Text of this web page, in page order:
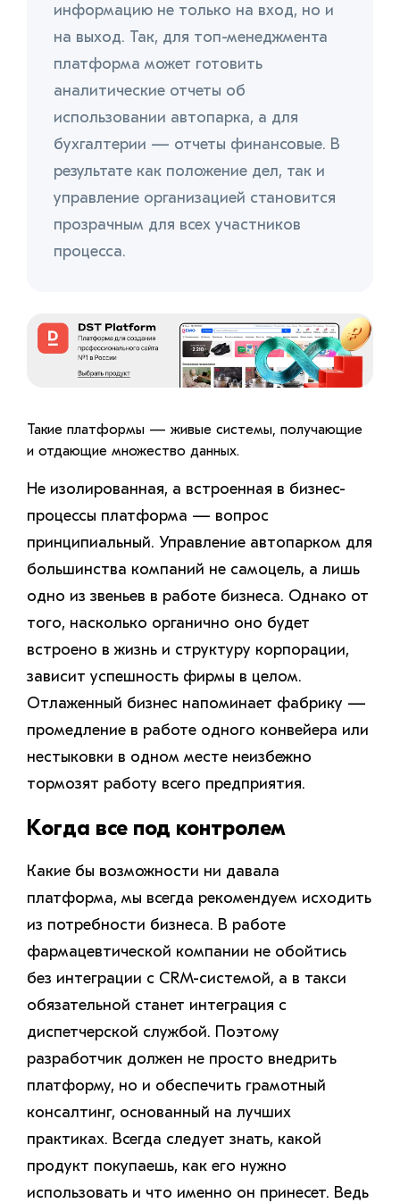
информацию не только на вход, но и
на выход. Так, для топ-менеджмента
платформа может готовить
аналитические отчеты об
использовании автопарка, а для
бухгалтерии — отчеты финансовые. В
результате как положение дел, так и
управление организацией становится
прозрачным для всех участников
процесса.
Такие платформы — живые системы, получающие
и отдающие множество данных.
Не изолированная, а встроенная в бизнес-
процессы платформа — вопрос
принципиальный. Управление автопарком для
большинства компаний не самоцель, а лишь
одно из звеньев в работе бизнеса. Однако от
того, насколько органично оно будет
встроено в жизнь и структуру корпорации,
зависит успешность фирмы в целом.
Отлаженный бизнес напоминает фабрику —
промедление в работе одного конвейера или
нестыковки в одном месте неизбежно
тормозят работу всего предприятия.
Когда все под контролем
Какие бы возможности ни давала
платформа, мы всегда рекомендуем исходить
из потребности бизнеса. В работе
фармацевтической компании не обойтись
без интеграции с CRM-системой, а в такси
обязательной станет интеграция с
диспетчерской службой. Поэтому
разработчик должен не просто внедрить
платформу, но и обеспечить грамотный
консалтинг, основанный на лучших
практиках. Всегда следует знать, какой
продукт покупаешь, как его нужно
использовать и что именно он принесет. Ведь